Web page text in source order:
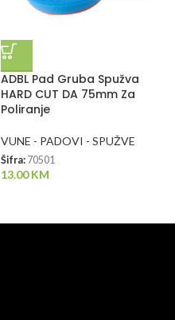
ADBL Pad Gruba Spužva
HARD CUT DA 75mm Za
Poliranje
VUNE - PADOVI - SPUŽVE
Šifra: 70501
13.00KM